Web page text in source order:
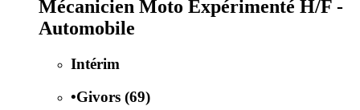
Mécanicien Moto Expérimenté H/F -
Automobile
Intérim
•Givors (69)